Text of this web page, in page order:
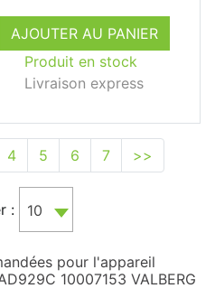
AJOUTER AU PANIER
Produit en stock
Livraison express
4 5 6 7 >>
: 10
pour l'appareil
10007153 VALBERG